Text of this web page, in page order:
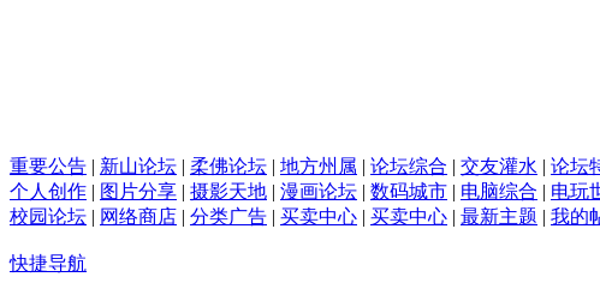
重要公告 | 新山论坛 | 柔佛论坛 | 地方州属 | 论坛综合 | 交友灌水 | 论坛
个人创作 | 图片分享 | 摄影天地 | 漫画论坛 | 数码城市 | 电脑综合 | 电玩
校园论坛 | 网络商店 | 分类广告 | 买卖中心 | 买卖中心 | 最新主题 | 我的
快捷导航